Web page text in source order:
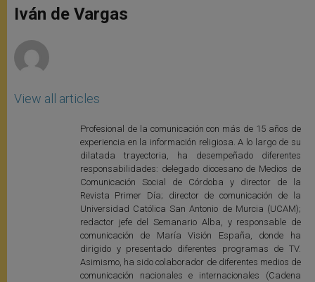
p
p
g
e
o
k
r
Iván de Vargas
View all articles
Profesional de la comunicación con más de 15 años de
experiencia en la información religiosa. A lo largo de su
dilatada trayectoria, ha desempeñado diferentes
responsabilidades: delegado diocesano de Medios de
Comunicación Social de Córdoba y director de la
Revista Primer Día; director de comunicación de la
Universidad Católica San Antonio de Murcia (UCAM);
redactor jefe del Semanario Alba, y responsable de
comunicación de María Visión España, donde ha
dirigido y presentado diferentes programas de TV.
Asimismo, ha sido colaborador de diferentes medios de
comunicación nacionales e internacionales (Cadena